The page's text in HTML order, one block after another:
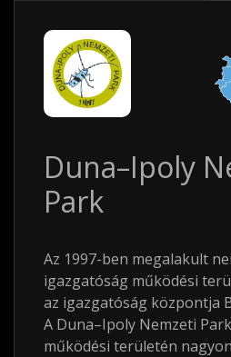
Duna–Ipoly
Park
Az 1997-ben megalakult
igazgatóság működési
az igazgatóság központja
A Duna–Ipoly Nemzeti
működési területén